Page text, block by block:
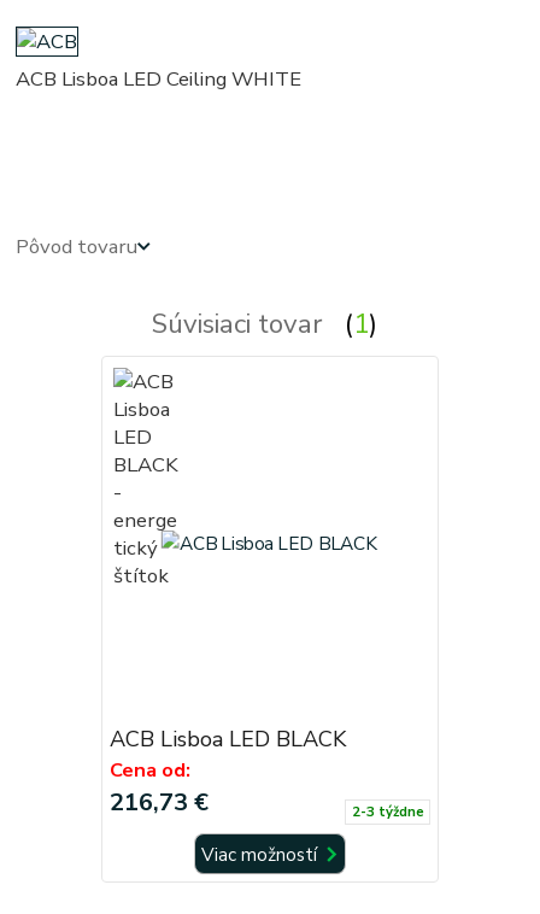
ACB Lisboa LED Ceiling WHITE
Pôvod tovaru
Súvisiaci tovar 1
ACB Lisboa LED BLACK
Cena od:
216,73 € 2-3 týždne
Viac možností